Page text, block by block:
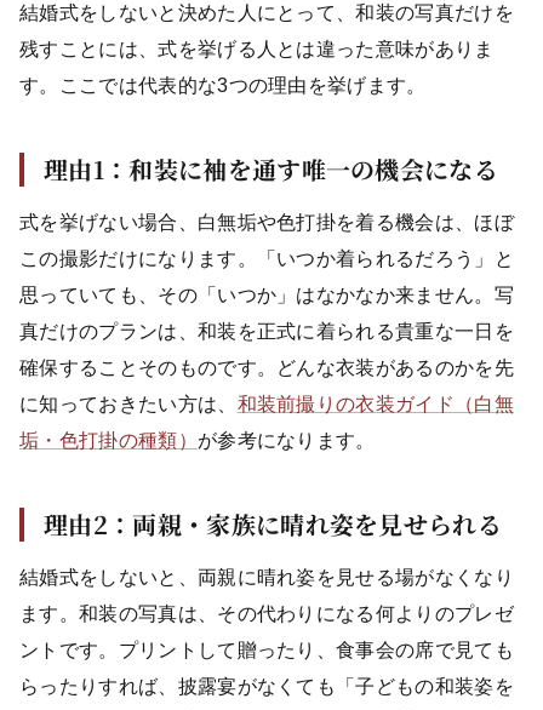
結婚式をしないと決めた人にとって、和装の写真だけを
残すことには、式を挙げる人とは違った意味がありま
す。ここでは代表的な3つの理由を挙げます。
理由1：和装に袖を通す唯一の機会になる
式を挙げない場合、白無垢や色打掛を着る機会は、ほぼ
この撮影だけになります。「いつか着られるだろう」と
思っていても、その「いつか」はなかなか来ません。写
真だけのプランは、和装を正式に着られる貴重な一日を
確保することそのものです。どんな衣装があるのかを先
に知っておきたい方は、 和装前撮りの衣装ガイド（白無
垢・色打掛の種類） が参考になります。
理由2：両親・家族に晴れ姿を見せられる
結婚式をしないと、両親に晴れ姿を見せる場がなくなり
ます。和装の写真は、その代わりになる何よりのプレゼ
ントです。プリントして贈ったり、食事会の席で見ても
らったりすれば、披露宴がなくても「子どもの和装姿を